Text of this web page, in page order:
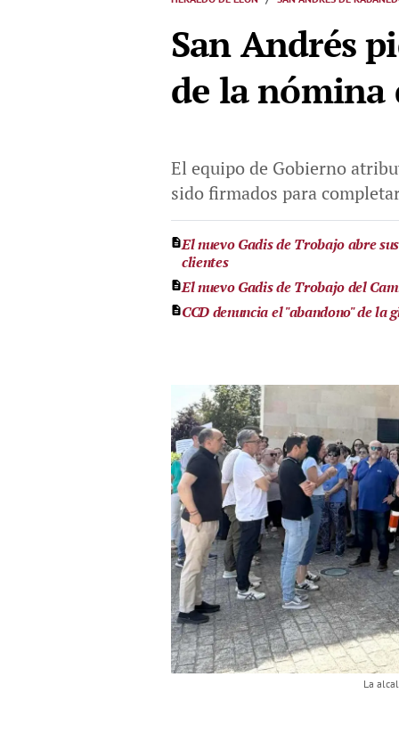
San Andrés
de la nómina
El equipo de Gobierno
sido firmados para
El nuevo Gadis de Trobajo abre
clientes
El nuevo Gadis de Trobajo del
CCD denuncia el "abandono" de
La